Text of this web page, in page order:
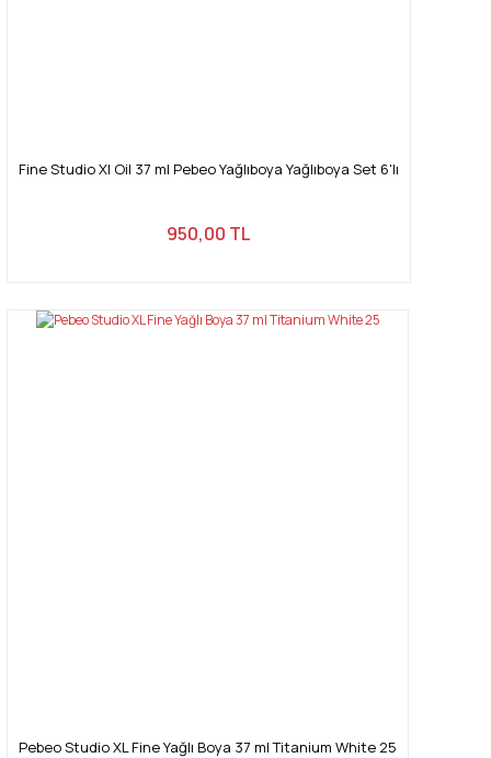
Fine Studio Xl Oil 37 ml Pebeo Yağlıboya Yağlıboya Set 6'lı
950,00 TL
Pebeo Studio XL Fine Yağlı Boya 37 ml Titanium White 25